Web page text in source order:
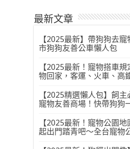
最新文章
【2025最新】帶狗狗去
市狗狗友善公車懶人包
【2025最新！寵物搭車
物回家，客運、火車、高
【2025精選懶人包】飼
寵物友善商場！快帶狗狗
【2025最新！寵物公園
起出門踏青吧～全台寵物